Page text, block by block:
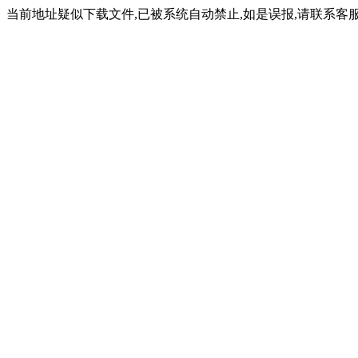
当前地址疑似下载文件,已被系统自动禁止,如是误报,请联系客